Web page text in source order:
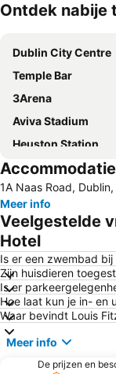
Kaart uitvouwen
Ontdek nabije
Dublin City Centre
Temple Bar
3Arena
Aviva Stadium
Heuston Station
Guinness Store
Dublin Castle
Dublin Zoo
RDS Dublin
Ranelagh
St. James's
Phibsborough
Malahide Castle
Merrion Square
1A Naas Road,
Meer info
Veelgestelde
Hotel
Is er een zwembad
Zijn huisdieren
Is er
Hoe laat kun je in- en
Waar bevindt Louis
Meer info
De prijzen en